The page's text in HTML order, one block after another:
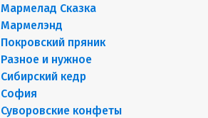
Мармелад Сказка
Мармелэнд
Покровский пряник
Разное и нужное
Сибирский кедр
София
Суворовские конфеты